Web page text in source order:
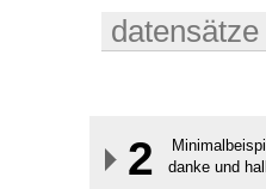
datensätze
2
danke und